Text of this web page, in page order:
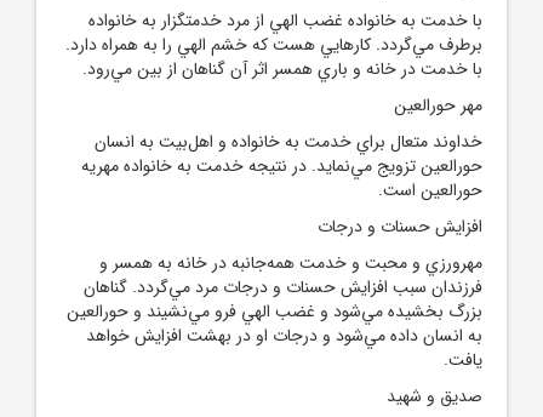
با خدمت به خانواده غضب الهي از مرد خدمتگزار به خانواده
برطرف مي‌گردد. کارهايي هست که خشم الهي را به همراه دارد.
با خدمت در خانه و باري همسر اثر آن گناهان از بين مي‌رود.
مهر حورالعين
خداوند متعال براي خدمت به خانواده و اهل‌بيت به انسان
حورالعين تزويج مي‌نمايد. در نتيجه خدمت به خانواده مهريه
حورالعين است.
افزايش حسنات و درجات
مهرورزي و محبت و خدمت همه‌جانبه در خانه به همسر و
فرزندان سبب افزايش حسنات و درجات مرد مي‌گردد. گناهان
بزرگ بخشيده مي‌شود و غضب الهي فرو مي‌نشيند و حورالعين
به انسان داده مي‌شود و درجات او در بهشت افزايش خواهد
يافت.
صديق و شهيد